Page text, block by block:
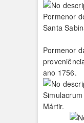
Pormenor
Santa
Pormenor
ano 1756.
Mártir.